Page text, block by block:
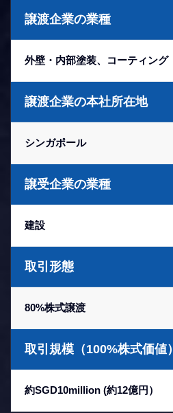
譲渡企業の業種
外壁・内部塗装、コーティング
譲渡企業の本社所在地
シンガポール
譲受企業の業種
建設
取引形態
80%株式譲渡
取引規模（100%株式価値）
約SGD10million (約12億円）